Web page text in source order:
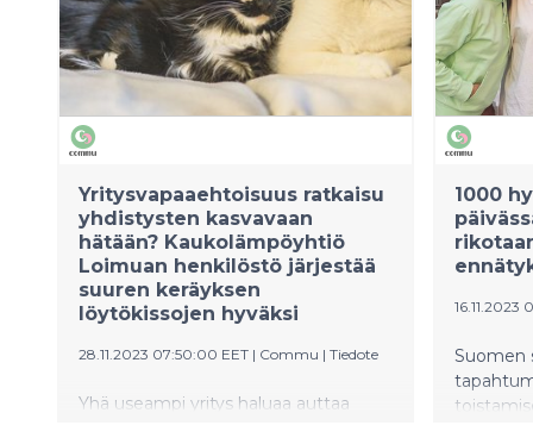
Hoivakoti
löytyivät
Yritysvapaaehtoisuus ratkaisu
yhdistysten kasvavaan
hätään? Kaukolämpöyhtiö
Loimuan henkilöstö järjestää
suuren keräyksen
löytökissojen hyväksi
28.11.2023 07:50:00 EET | Commu | Tiedote
Yhä useampi yritys haluaa auttaa
1000
16.11.2023
Suomen